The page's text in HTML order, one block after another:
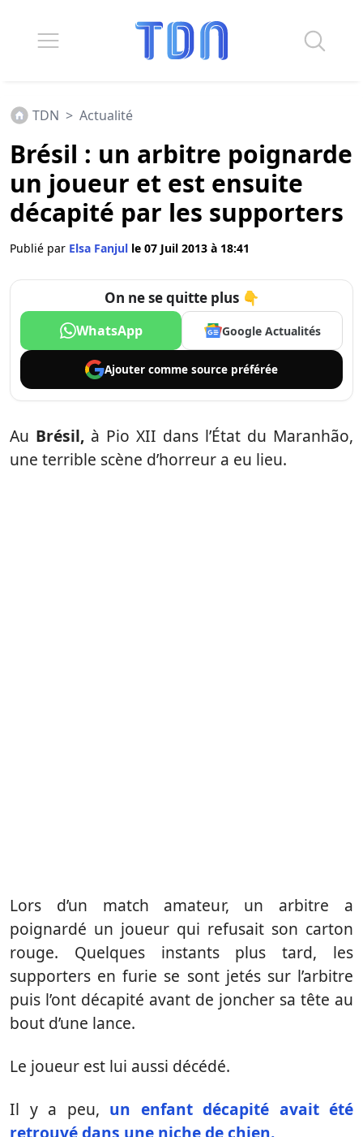
TDN > Actualité
Brésil : un arbitre poignarde
un joueur et est ensuite
décapité par les supporters
Publié par Elsa Fanjul le 07 Juil 2013 à 18:41
On ne se quitte plus 👇
WhatsApp Google Actualités
Ajouter comme source préférée
Au Brésil, à Pio XII dans l’État du Maranhão,
une terrible scène d’horreur a eu lieu.
Lors d’un match amateur, un arbitre a
poignardé un joueur qui refusait son carton
rouge. Quelques instants plus tard, les
supporters en furie se sont jetés sur l’arbitre
puis l’ont décapité avant de joncher sa tête au
bout d’une lance.
Le joueur est lui aussi décédé.
Il y a peu, un enfant décapité avait été
retrouvé dans une niche de chien.